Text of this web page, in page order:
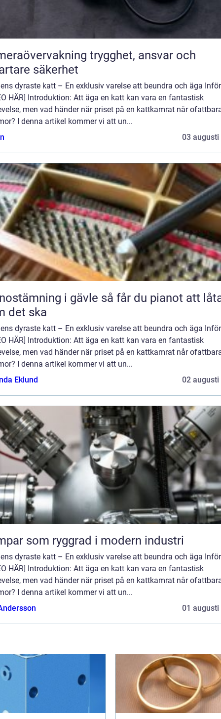
trygghet, ansvar och
säkerhet
dyraste katt – En exklusiv varelse att beundra och äga Inför
HÄR] Introduktion: Att äga en katt kan vara en fantastisk
men vad händer när priset på en kattkamrat når
I denna artikel kommer vi att un...
03 augusti
i gävle så får du pianot att låta
det ska
dyraste katt – En exklusiv varelse att beundra och äga Inför
HÄR] Introduktion: Att äga en katt kan vara en fantastisk
men vad händer när priset på en kattkamrat når
I denna artikel kommer vi att un...
Eklund
02 augusti
som ryggrad i modern industri
dyraste katt – En exklusiv varelse att beundra och äga Inför
HÄR] Introduktion: Att äga en katt kan vara en fantastisk
men vad händer när priset på en kattkamrat når
I denna artikel kommer vi att un...
01 augusti